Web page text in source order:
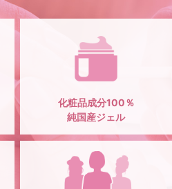
化粧品成分100％
純国産ジェル